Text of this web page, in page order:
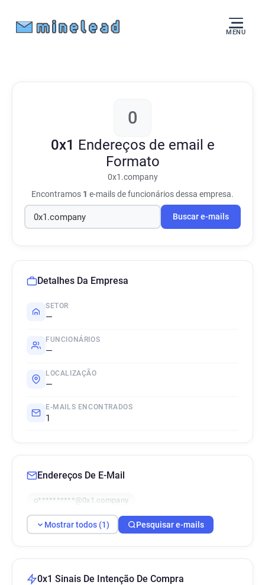
MENU
0
0x1 Endereços de email e
Formato
0x1.company
Encontramos 1 e-mails de funcionários dessa empresa.
Buscar e-mails
Detalhes Da Empresa
SETOR
—
FUNCIONÁRIOS
—
LOCALIZAÇÃO
—
E-MAILS ENCONTRADOS
1
Endereços De E-Mail
o**********@0x1.company
Mostrar todos (1) Pesquisar e-mails
0x1 Sinais De Intenção De Compra